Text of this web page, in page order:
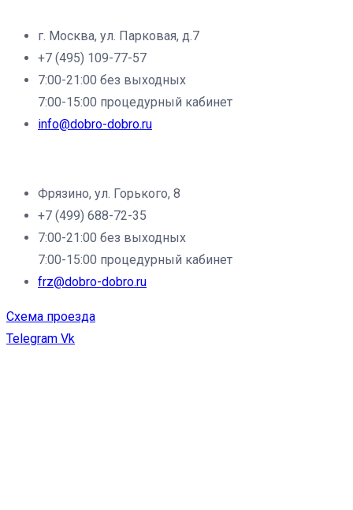
г. Москва, ул. Парковая, д.7
+7 (495) 109-77-57
7:00-21:00 без выходных
7:00-15:00 процедурный кабинет
info@dobro-dobro.ru
Фрязино, ул. Горького, 8
+7 (499) 688-72-35
7:00-21:00 без выходных
7:00-15:00 процедурный кабинет
frz@dobro-dobro.ru
Схема проезда
Telegram Vk